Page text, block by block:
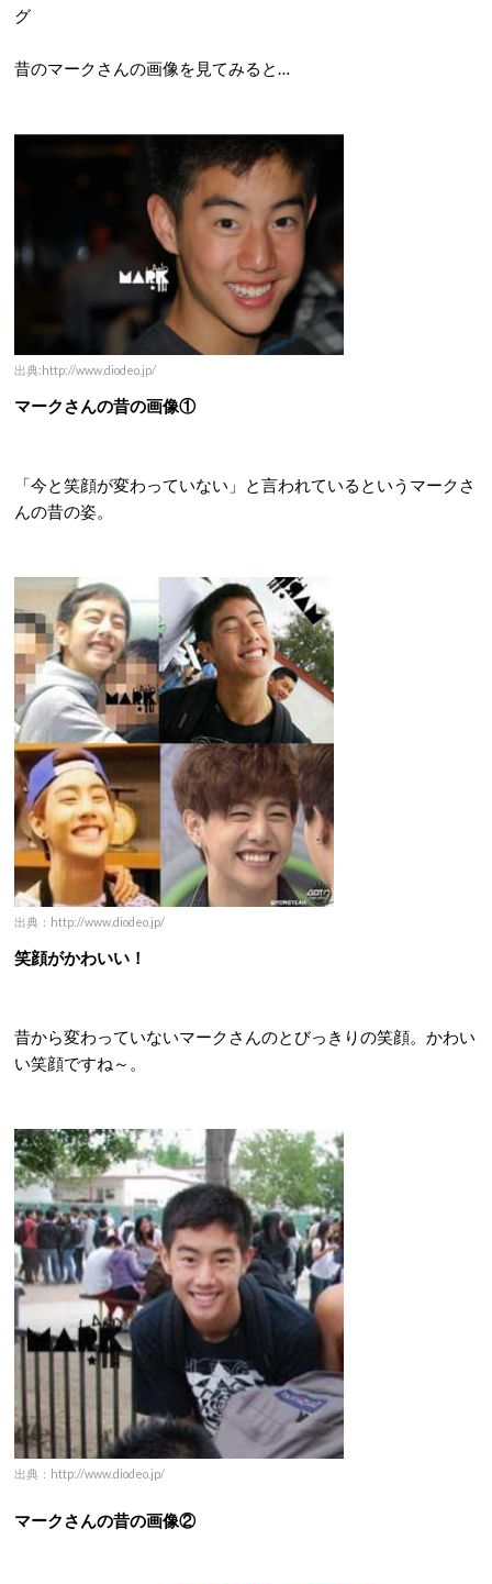
グ
昔のマークさんの画像を見てみると…
出典:http://www.diodeo.jp/
マークさんの昔の画像①
「今と笑顔が変わっていない」と言われているというマークさ
んの昔の姿。
出典：http://www.diodeo.jp/
笑顔がかわいい！
昔から変わっていないマークさんのとびっきりの笑顔。かわい
い笑顔ですね～。
出典：http://www.diodeo.jp/
マークさんの昔の画像②